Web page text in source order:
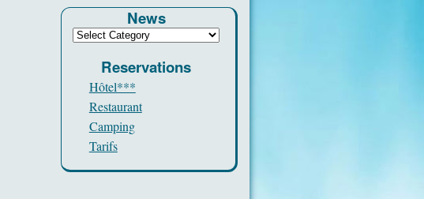
News
Reservations
Hôtel***
Restaurant
Camping
Tarifs